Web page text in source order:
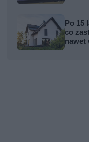
Po 15
co
nawet